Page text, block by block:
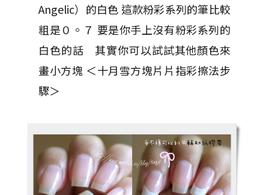
Angelic）的白色 這款粉彩系列的筆比較
粗是０。７ 要是你手上沒有粉彩系列的
白色的話 其實你可以試試其他顏色來
畫小方塊 ＜十月雪方塊片片指彩擦法步
驟＞